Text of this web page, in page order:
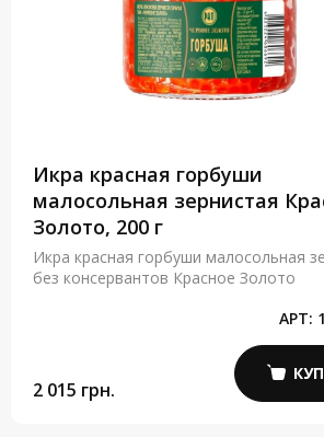
Икра красная горбуши
малосольная зернистая
Золото, 200 г
Икра красная горбуши малосольная
без консервантов Красное Золото
АРТ:
2 015 грн.